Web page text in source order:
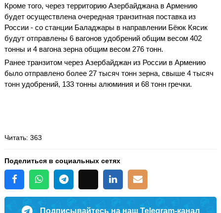
Кроме того, через территорию Азербайджана в Армению
будет осуществлена очередная транзитная поставка из
России - со станции Баладжары в направлении Бёюк Кясик
будут отправлены 6 вагонов удобрений общим весом 402
тонны и 4 вагона зерна общим весом 276 тонн.
Ранее транзитом через Азербайджан из России в Армению
было отправлено более 27 тысяч тонн зерна, свыше 4 тысяч
тонн удобрений, 133 тонны алюминия и 68 тонн гречки.
Читать: 363
Поделиться в социальных сетях
Подписывайтесь на наш Telegram-канал